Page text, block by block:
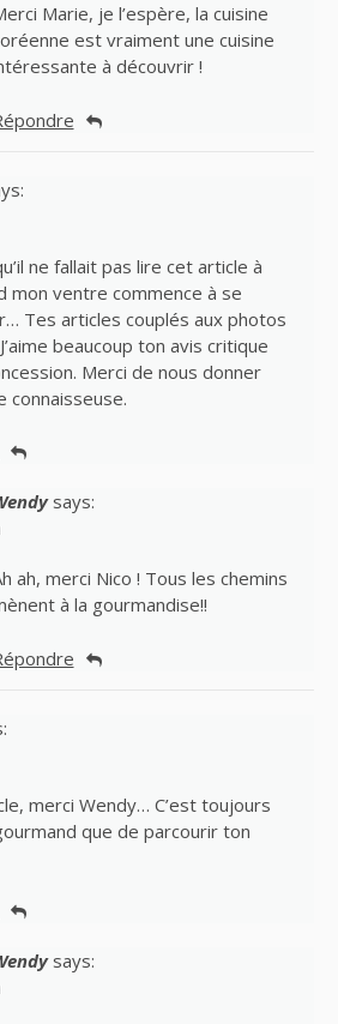
Marie, je l’espère, la cuisine
est vraiment une cuisine
à découvrir !
ne fallait pas lire cet article à
mon ventre commence à se
Tes articles couplés aux photos
beaucoup ton avis critique
Merci de nous donner
connaisseuse.
says:
ah, merci Nico ! Tous les chemins
à la gourmandise!!
merci Wendy… C’est toujours
que de parcourir ton
says: